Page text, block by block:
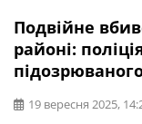
Подвійне
районі:
19 вересня 2025,